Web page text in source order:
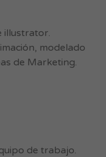
illustrator.
modelado
de Marketing.
de trabajo.